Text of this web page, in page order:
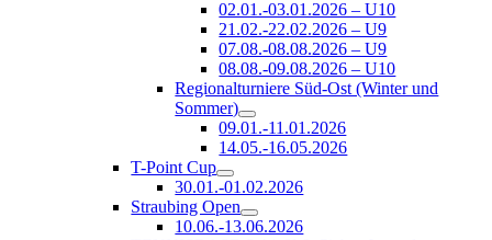
02.01.-03.01.2026 – U10
21.02.-22.02.2026 – U9
07.08.-08.08.2026 – U9
08.08.-09.08.2026 – U10
Regionalturniere Süd-Ost (Winter und
Sommer)
09.01.-11.01.2026
14.05.-16.05.2026
T-Point Cup
30.01.-01.02.2026
Straubing Open
10.06.-13.06.2026